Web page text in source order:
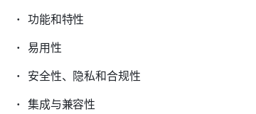
功能和特性
易用性
安全性、隐私和合规性
集成与兼容性